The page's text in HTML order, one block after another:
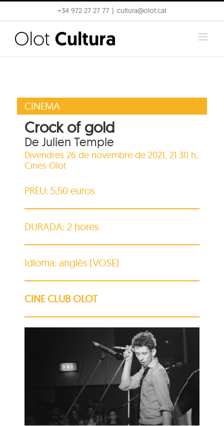
to
content
+34 972 27 27 77 cultura@olot.cat
CINEMA
Crock of gold
De Julien Temple
Divendres 26 de novembre de 2021, 21.30 h,
Cines Olot
PREU: 5,50 euros
DURADA: 2 hores
Idioma: anglès (VOSE)
CINE CLUB OLOT